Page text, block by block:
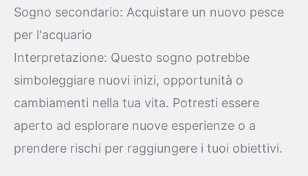
Sogno secondario: Acquistare un nuovo pesce
per l'acquario
Interpretazione: Questo sogno potrebbe
simboleggiare nuovi inizi, opportunità o
cambiamenti nella tua vita. Potresti essere
aperto ad esplorare nuove esperienze o a
prendere rischi per raggiungere i tuoi obiettivi.